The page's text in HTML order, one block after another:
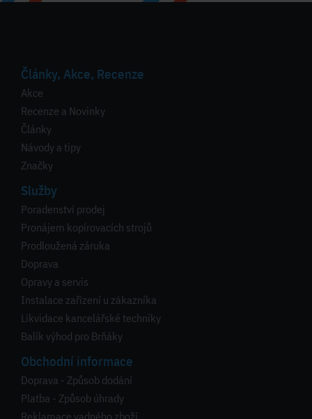
Články, Akce, Recenze
Akce
Recenze a Novinky
Články
Návody a tipy
Značky
Služby
Poradenství prodej
Pronájem kopírovacích strojů
Prodloužená záruka
Doprava
Opravy a servis
Instalace zařízení u zákazníka
Likvidace kancelářské techniky
Balík výhod pro Brňáky
Obchodní informace
Doprava - Způsob dodání
Platba - Způsob úhrady